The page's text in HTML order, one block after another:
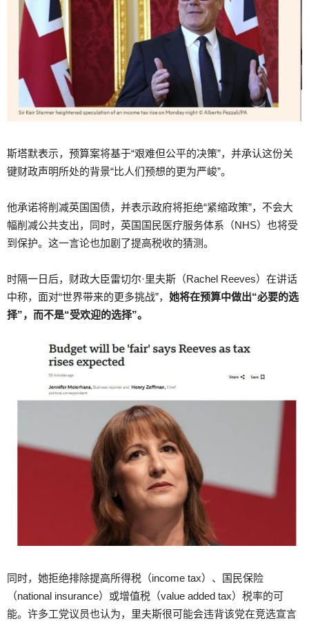
斯塔默表示，预算案将基于“艰难但公平的决策”，并承认这份关
键财政声明所处的背景“比人们预想的更为严峻”。
他承诺将削减英国国债，并表示政府将拒绝“紧缩政策”，不会大
幅削减公共支出，同时，英国国民医疗服务体系（NHS）也将受
到保护。这一言论也加剧了提高税收的猜测。
时隔一日后，财政大臣雷切尔·里夫斯（Rachel Reeves）在讲话
中称，面对“世界带来的更多挑战”， 她将在预算中做出“必要的选
择”，而不是“受欢迎的选择”。
同时，她拒绝排除提高所得税（income tax）、国民保险
（national insurance）或增值税（value added tax）税率的可
能。许多工党议员也认为，里夫斯很可能会违背该党在竞选宣言